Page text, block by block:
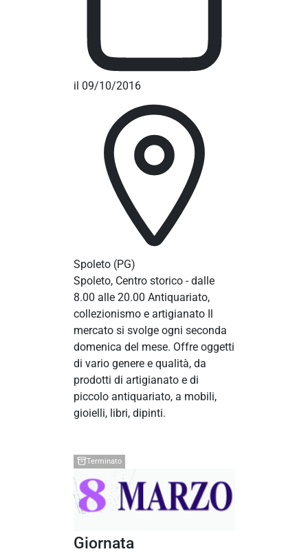
il 09/10/2016
Spoleto (PG)
Spoleto, Centro storico - dalle
8.00 alle 20.00 Antiquariato,
collezionismo e artigianato Il
mercato si svolge ogni seconda
domenica del mese. Offre oggetti
di vario genere e qualità, da
prodotti di artigianato e di
piccolo antiquariato, a mobili,
gioielli, libri, dipinti.
Terminato
Giornata